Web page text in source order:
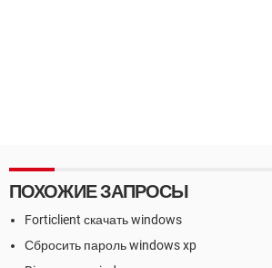
ПОХОЖИЕ ЗАПРОСЫ
Forticlient скачать windows
Сбросить пароль windows xp